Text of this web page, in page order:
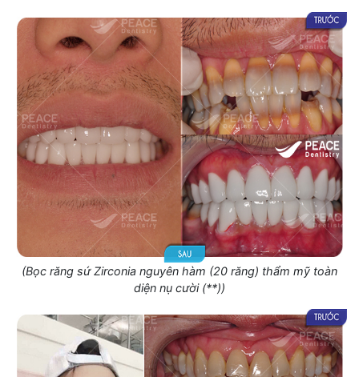
(Bọc răng sứ Zirconia nguyên hàm (20 răng) thẩm mỹ toàn
diện nụ cười (**))